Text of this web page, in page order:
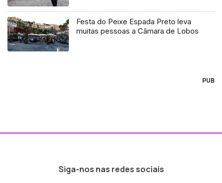
Festa do Peixe Espada Preto leva
muitas pessoas a Câmara de Lobos
PUB
Siga-nos nas redes sociais